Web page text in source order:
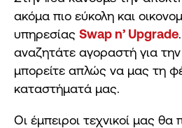
ακόμα πιο εύκολη και
υπηρεσίας Swap n’ Upgrade
αναζητάτε αγοραστή για
μπορείτε απλώς να μας τη
καταστήματά μας.
Οι έμπειροι τεχνικοί μας